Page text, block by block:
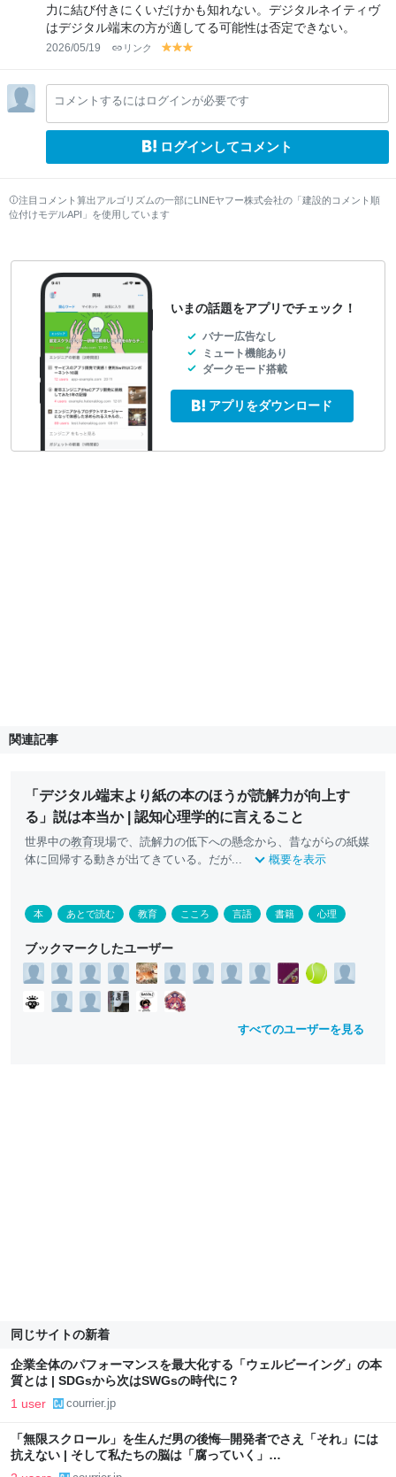
力に結び付きにくいだけかも知れない。デジタルネイティヴ
はデジタル端末の方が適してる可能性は否定できない。
2026/05/19 リンク
y
lo
w
y
lo
w
lo
w
コメントするにはログインが必要です
ログインしてコメント
注目コメント算出アルゴリズムの一部にLINEヤフー株式会社の「建設的コメント順
位付けモデルAPI」を使用しています
いまの話題をアプリでチェック！
バナー広告なし
ミュート機能あり
ダークモード搭載
アプリをダウンロード
関連記事
「デジタル端末より紙の本のほうが読解力が向上す
る」説は本当か | 認知心理学的に言えること
世界中の教育現場で、読解力の低下への懸念から、昔ながらの紙媒
体に回帰する動きが出てきている。だが...
概要を表示
本 あとで読む 教育 こころ 言語 書籍 心理
ブックマークしたユーザー
すべてのユーザーを見る
同じサイトの新着
企業全体のパフォーマンスを最大化する「ウェルビーイング」の本
質とは | SDGsから次はSWGsの時代に？
1 user courrier.jp
「無限スクロール」を生んだ男の後悔─開発者でさえ「それ」には
抗えない | そして私たちの脳は「腐っていく」…